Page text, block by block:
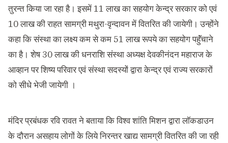
तुरन्त किया जा रहा है। इसमें 11 लाख का सहयोग केन्द्र सरकार को एवं
10 लाख की राहत सामग्री मथुरा-वृन्दावन में वितरित की जायेगी। उन्होंने
कहा कि संस्था का लक्ष्य कम से कम 51 लाख रूपये का सहयोग पहुॅंचाने
का है। शेष 30 लाख की धनराशि संस्था अध्यक्ष देवकीनंदन महाराज के
आव्हान पर शिष्य परिवार एवं संस्था सदस्यों द्वारा केन्द्र एवं राज्य सरकारों
को सीधे भेजी जायेगी ।
मंदिर प्रबंधक रवि रावत ने बताया कि विश्व शांति मिशन द्वारा लाॅकडाउन
के दौरान असहाय लोगों के लिये निरन्तर खाद्य सामग्री वितरित की जा रही